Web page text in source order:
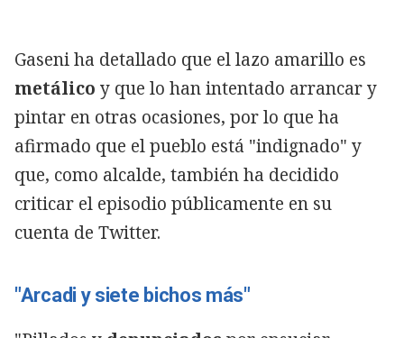
Gaseni ha detallado que el lazo amarillo es
metálico y que lo han intentado arrancar y
pintar en otras ocasiones, por lo que ha
afirmado que el pueblo está "indignado" y
que, como alcalde, también ha decidido
criticar el episodio públicamente en su
cuenta de Twitter.
"Arcadi y siete bichos más"